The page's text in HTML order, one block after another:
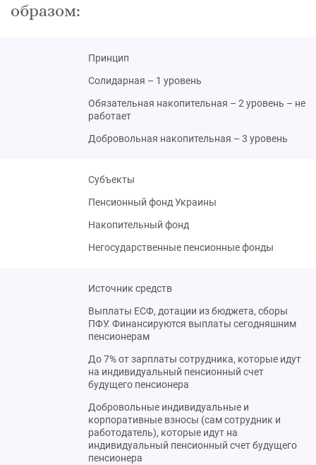
образом:
Принцип
Солидарная – 1 уровень
Обязательная накопительная – 2 уровень – не
работает
Добровольная накопительная – 3 уровень
Субъекты
Пенсионный фонд Украины
Накопительный фонд
Негосударственные пенсионные фонды
Источник средств
Выплаты ЕСФ, дотации из бюджета, сборы
ПФУ. Финансируются выплаты сегодняшним
пенсионерам
До 7% от зарплаты сотрудника, которые идут
на индивидуальный пенсионный счет
будущего пенсионера
Добровольные индивидуальные и
корпоративные взносы (сам сотрудник и
работодатель), которые идут на
индивидуальный пенсионный счет будущего
пенсионера